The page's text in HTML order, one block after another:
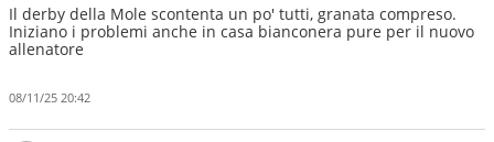
Il derby della Mole scontenta un po' tutti, granata compreso.
Iniziano i problemi anche in casa bianconera pure per il nuovo
allenatore
08/11/25 20:42